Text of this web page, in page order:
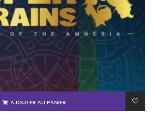
AJOUTER AU PANIER